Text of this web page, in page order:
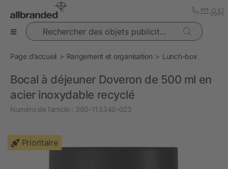
Rechercher des objets publicitaires
Page d’accueil Rangement et organisation Lunch-box
Bocal à déjeuner Doveron de 500 ml en
acier inoxydable recyclé
Numéro de l’article : 380-113340-023
Prioritaire